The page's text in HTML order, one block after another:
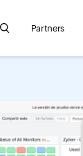
Search for
Partners